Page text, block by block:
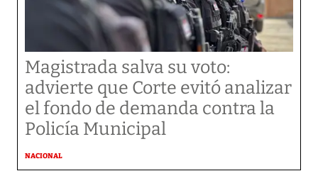
Magistrada salva su voto:
advierte que Corte evitó analizar
el fondo de demanda contra la
Policía Municipal
NACIONAL